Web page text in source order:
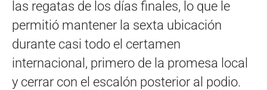
las regatas de los días finales, lo que le
permitió mantener la sexta ubicación
durante casi todo el certamen
internacional, primero de la promesa local
y cerrar con el escalón posterior al podio.